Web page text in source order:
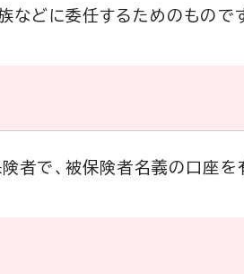
などに委任するためのものです
者で、被保険者名義の口座を